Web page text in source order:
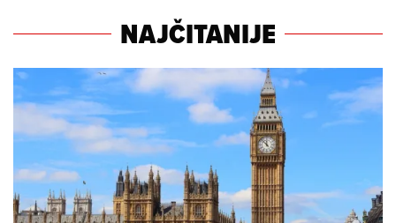
NAJČITANIJE